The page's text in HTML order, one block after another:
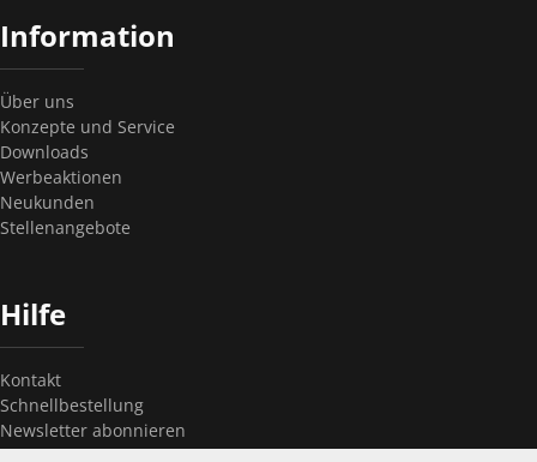
Information
Über uns
Konzepte und Service
Downloads
Werbeaktionen
Neukunden
Stellenangebote
Hilfe
Kontakt
Schnellbestellung
Newsletter abonnieren
Newsletter kündigen